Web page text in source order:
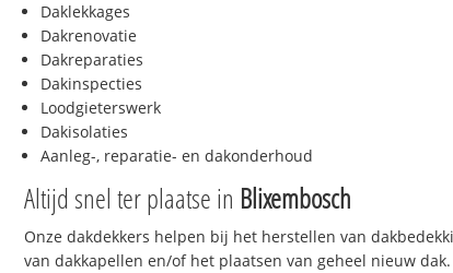
Daklekkages
Dakrenovatie
Dakreparaties
Dakinspecties
Loodgieterswerk
Dakisolaties
Aanleg-, reparatie- en dakonderhoud
Altijd snel ter plaatse in Blixembosch
Onze dakdekkers helpen bij het herstellen van
van dakkapellen en/of het plaatsen van geheel nieuw